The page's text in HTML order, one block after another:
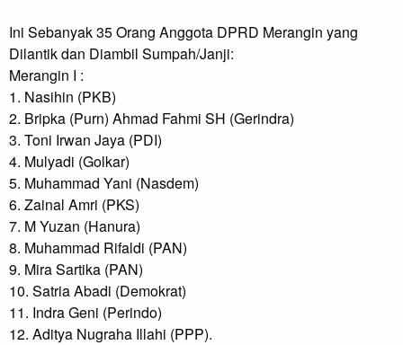
Ini Sebanyak 35 Orang Anggota DPRD Merangin yang
Dilantik dan Diambil Sumpah/Janji:
Merangin I :
1. Nasihin (PKB)
2. Bripka (Purn) Ahmad Fahmi SH (Gerindra)
3. Toni Irwan Jaya (PDI)
4. Mulyadi (Golkar)
5. Muhammad Yani (Nasdem)
6. Zainal Amri (PKS)
7. M Yuzan (Hanura)
8. Muhammad Rifaldi (PAN)
9. Mira Sartika (PAN)
10. Satria Abadi (Demokrat)
11. Indra Geni (Perindo)
12. Aditya Nugraha Illahi (PPP).